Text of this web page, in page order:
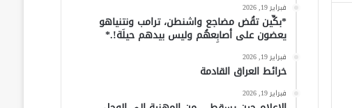
فبراير 19, 2026
*بكِّين تقُض مضاجع واشنطن، ترامب ونتنياهو
يعضون على أصابِعهُم وليس بيدهم حيلَة!.*
فبراير 19, 2026
خرائط العراق القادمة
فبراير 19, 2026